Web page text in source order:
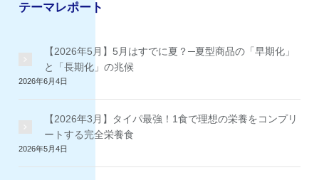
テーマレポート
【2026年5月】5月はすでに夏？─夏型商品の「早期化」
と「長期化」の兆候
2026年6月4日
【2026年3月】タイパ最強！1食で理想の栄養をコンプリ
ートする完全栄養食
2026年5月4日